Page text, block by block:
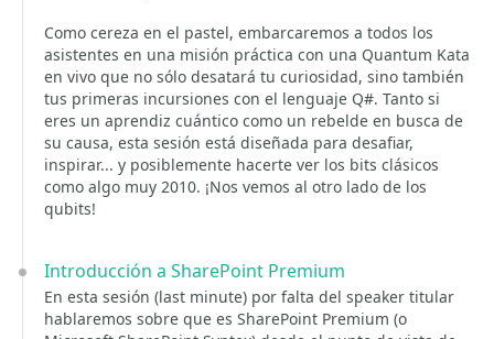
Como cereza en el pastel, embarcaremos a todos los
asistentes en una misión práctica con una Quantum Kata
en vivo que no sólo desatará tu curiosidad, sino también
tus primeras incursiones con el lenguaje Q#. Tanto si
eres un aprendiz cuántico como un rebelde en busca de
su causa, esta sesión está diseñada para desafiar,
inspirar... y posiblemente hacerte ver los bits clásicos
como algo muy 2010. ¡Nos vemos al otro lado de los
qubits!
Introducción a SharePoint Premium
En esta sesión (last minute) por falta del speaker titular
hablaremos sobre que es SharePoint Premium (o